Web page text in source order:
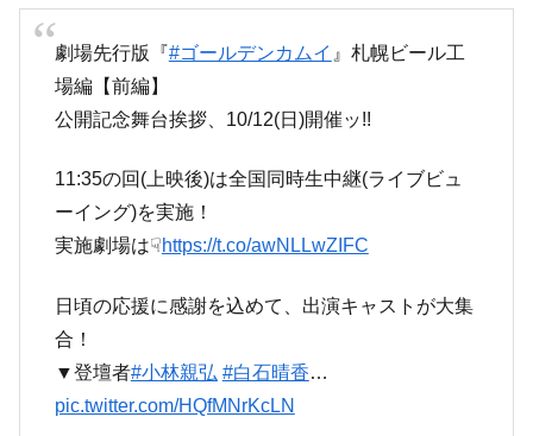
劇場先行版『#ゴールデンカムイ 』札幌ビール工
場編【前編】
公開記念舞台挨拶、10/12(日)開催ッ!!
11:35の回(上映後)は全国同時生中継(ライブビュ
ーイング)を実施！
実施劇場は☟https://t.co/awNLLwZIFC
日頃の応援に感謝を込めて、出演キャストが大集
合！
▼登壇者#小林親弘 #白石晴香…
pic.twitter.com/HQfMNrKcLN